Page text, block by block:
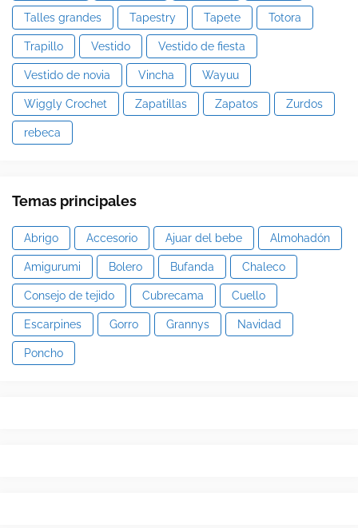
Talles grandes Tapestry Tapete Totora
Trapillo Vestido Vestido de fiesta
Vestido de novia Vincha Wayuu
Wiggly Crochet Zapatillas Zapatos Zurdos
rebeca
Temas principales
Abrigo Accesorio Ajuar del bebe Almohadón
Amigurumi Bolero Bufanda Chaleco
Consejo de tejido Cubrecama Cuello
Escarpines Gorro Grannys Navidad
Poncho